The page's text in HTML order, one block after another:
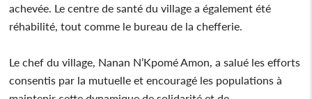
achevée. Le centre de santé du village a également été
réhabilité, tout comme le bureau de la chefferie.
Le chef du village, Nanan N’Kpomé Amon, a salué les efforts
consentis par la mutuelle et encouragé les populations à